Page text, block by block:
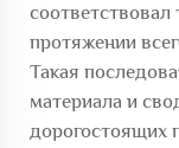
протяжении
Такая
материала и
дорогостоящих